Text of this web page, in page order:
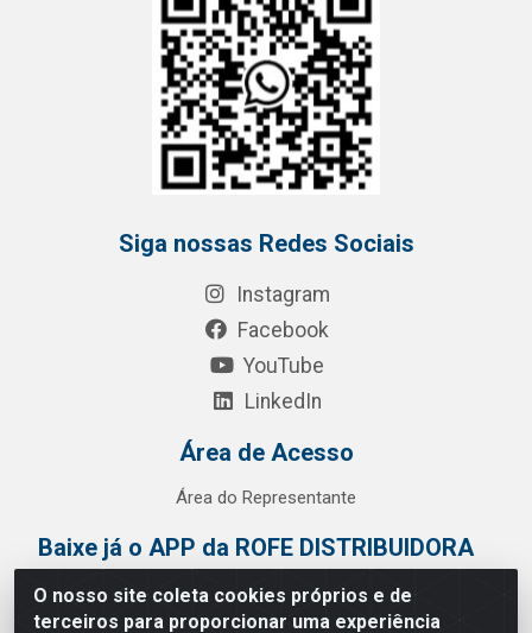
O nosso site coleta cookies próprios e de
terceiros para proporcionar uma experiência
Siga nossas Redes Sociais
Instagram
Facebook
YouTube
LinkedIn
Área de Acesso
Área do Representante
Baixe já o APP da ROFE DISTRIBUIDORA